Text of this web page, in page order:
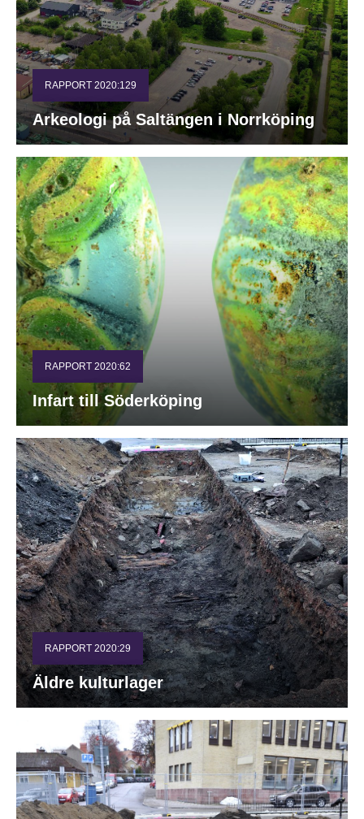
RAPPORT 2020:129
Arkeologi på Saltängen i Norrköping
RAPPORT 2020:62
Infart till Söderköping
RAPPORT 2020:29
Äldre kulturlager